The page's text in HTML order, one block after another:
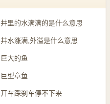
井里的水满满的是什么意思
井水涨满,外溢是什么意思
巨大的鱼
巨型章鱼
开车踩刹车停不下来